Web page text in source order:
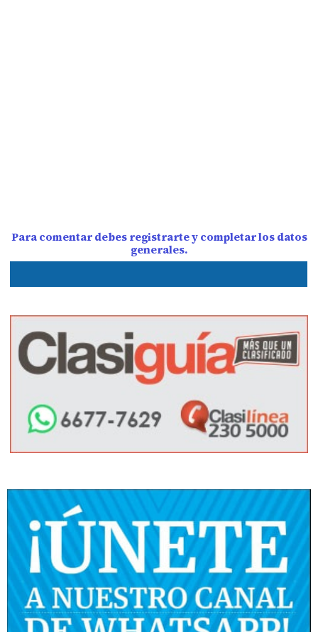
Para comentar debes registrarte y completar los datos
generales.